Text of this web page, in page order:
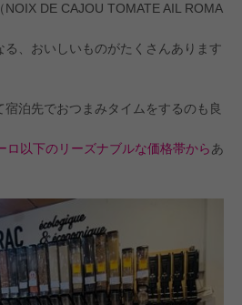
NOIX DE CAJOU TOMATE AIL ROMA
、おいしいものがたくさんあります
宿泊先でおつまみタイムをするのも良
ロ以下のリーズナブルな価格帯からあ